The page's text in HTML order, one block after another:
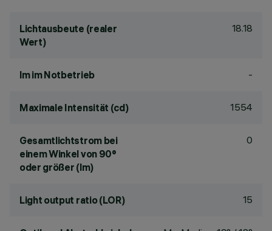
Lichtausbeute (realer
Wert)
18.18
lm im Notbetrieb -
Maximale Intensität (cd) 1554
Gesamtlichtstrom bei
einem Winkel von 90°
oder größer (lm)
0
Light output ratio (LOR) 15